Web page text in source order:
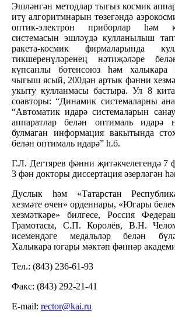
Эшләнгән методлар тыгыз космик
итү алгоритмнарын төзегәндә
оптик-электрон приборлар һәм
системасын эшләүдә кулланылыш
ракета-космик фирмаларында
тикшеренүләренең нәтиҗәләре
күпсанлы бөтенсоюз һәм халыкара
чыгыш ясый, 200дән артык фәнни
укыту кулланмасы бастыра. Ул 8
соавторы: “Динамик системаларны
“Автоматик идарә системаларын
аппаратлар белән оптималь идарә
булмаган информация вакытында
белән оптималь идарә” һ.б.
Г.Л. Дегтярев фәнни җитәкчелегендә 7
3 фән докторы диссертация әзерләгән
Дуслык һәм «Татарстан
хезмәте өчен» орденнары, «Югары
хезмәткәре» билгесе, Россия
Грамотасы, С.П. Королёв, В.Н.
исемендәге медальләр белән
Халыкара югары мәктәп фәннәр
Тел.: (843) 236-61-93
Факс: (843) 292-21-41
Е-mail: rector@kai.ru